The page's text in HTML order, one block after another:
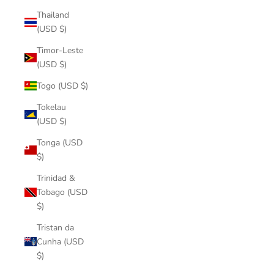
Thailand
(USD $)
Timor-Leste
(USD $)
Togo (USD $)
Tokelau
(USD $)
Tonga (USD
$)
Trinidad &
Tobago (USD
$)
Tristan da
Cunha (USD
$)